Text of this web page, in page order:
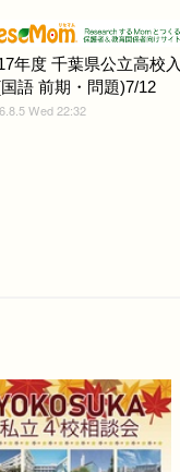
年度 千葉県公立高校入
語 前期・問題)7/12
Wed 22:32